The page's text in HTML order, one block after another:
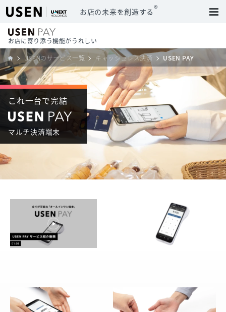
お店の未来を創造する®
お店に寄り添う機能がうれしい
USENのサービス一覧
キャッシュレス決済 USEN PAY
これ一台で完結
マルチ決済端末